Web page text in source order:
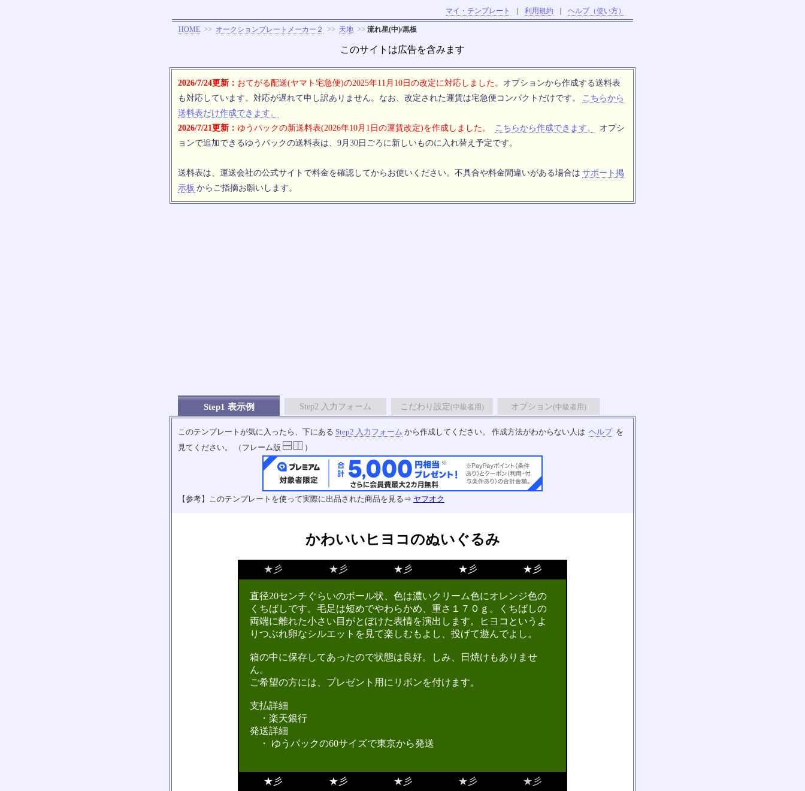
マイ・テンプレート 利用規約 ヘルプ（使い方）
HOME >> オークションプレートメーカー２ >> 天地 >> 流れ星(中)/黒板
このサイトは広告を含みます
2026/7/24更新： おてがる配送(ヤマト宅急便)の2025年11月10日の改定に対応しました。 オプションから作成する送料表
も対応しています。対応が遅れて申し訳ありません。なお、改定された運賃は宅急便コンパクトだけです。
こちらから
送料表だけ作成できます。
2026/7/21更新： ゆうパックの新送料表(2026年10月1日の運賃改定)を作成しました。 こちらから作成できます。
オプシ
ョンで追加できるゆうパックの送料表は、9月30日ごろに新しいものに入れ替え予定です。
送料表は、運送会社の公式サイトで料金を確認してからお使いください。不具合や料金間違いがある場合は サポート掲
示板 からご指摘お願いします。
Step1 表示例 Step2 入力フォーム こだわり設定(中級者用) オプション(中級者用)
このテンプレートが気に入ったら、下にある Step2 入力フォーム から作成してください。 作成方法がわからない人は ヘルプ を
見てください。 （フレーム版
）
【参考】このテンプレートを使って実際に出品された商品を見る⇒ ヤフオク
かわいいヒヨコのぬいぐるみ
★彡 ★彡 ★彡 ★彡 ★彡
直径20センチぐらいのボール状、色は濃いクリーム色にオレンジ色の
くちばしです。毛足は短めでやわらかめ、重さ１７０ｇ。くちばしの
両端に離れた小さい目がとぼけた表情を演出します。ヒヨコというよ
りつぶれ卵なシルエットを見て楽しむもよし、投げて遊んでよし。
箱の中に保存してあったので状態は良好。しみ、日焼けもありませ
ん。
ご希望の方には、プレゼント用にリボンを付けます。
支払詳細
・楽天銀行
発送詳細
・ ゆうパックの60サイズで東京から発送
★彡 ★彡 ★彡 ★彡 ★彡